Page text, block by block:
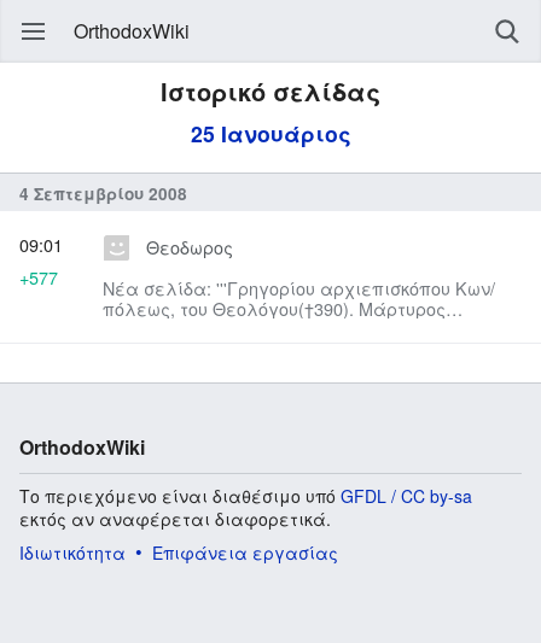
OrthodoxWiki
Ιστορικό σελίδας
25 Ιανουάριος
4 Σεπτεμβρίου 2008
Θεοδωρος
Νέα σελίδα: '''Γρηγορίου αρχιεπισκόπου Κων/
πόλεως, του Θεολόγου(†390). Μάρτυρος
09:01
+577
OrthodoxWiki
Το περιεχόμενο είναι διαθέσιμο υπό GFDL / CC by-sa
εκτός αν αναφέρεται διαφορετικά.
Ιδιωτικότητα
Επιφάνεια εργασίας